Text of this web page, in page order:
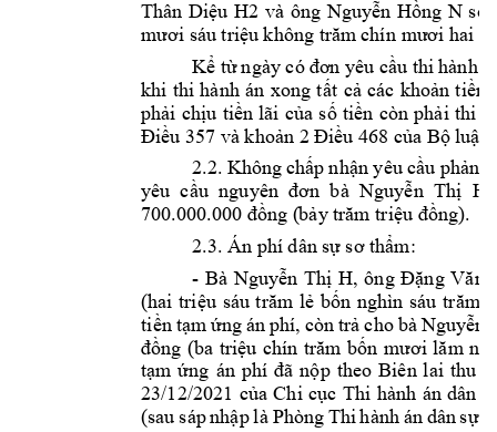
Thân Diệu H2 và ông Nguyễn Hồng N số
mươi sáu triệu không trăm chín mươi hai
K từngày có đơn yêu cầu thi hành á
khi thi hành án xong tất cả các khoản tiền,
phải chịu tiền lãi của số tiền còn phải thi
Điều 357 và khoản 2 Điều 468 của Bộ luậ
2.2. Không chấpnhận yêu cầu phản
yêu  cầu nguyên  đơn bà Nguyễn Thị
  H
700.000.000 đồng (bảy trăm triệu đồng).
2.3. Án phí dân sự sơ thẩm:
- Bà Nguyễn Thị H, ông Đặng Văn
(hai triệu sáu trăm lẻ bốn nghìn sáu trăm
tiền tạm ứng án phí, còn trả cho bà Nguyễn
đồng (ba triệu chín trăm bốn mươi lăm
tạm ứng án phí đã nộp theo Biên lai thu
23/12/2021 của Chi cục Thi hành án dân
(sau sáp nhập là Phòng Thi hành án dân sự